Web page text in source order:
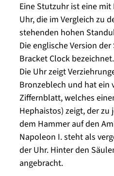
Eine Stutzuhr ist eine
Uhr, die im Vergleich zu
stehenden hohen
Die englische Version
Bracket Clock bezeichnet.
Die Uhr zeigt
Bronzeblech und hat ein
Ziffernblatt, welches
Hephaistos) zeigt, der
dem Hammer auf den
Napoleon I. steht als
der Uhr. Hinter den
angebracht.